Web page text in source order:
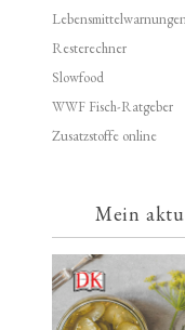
Resterechner
Slowfood
WWF Fisch-Ratgeber
Zusatzstoffe online
Mein